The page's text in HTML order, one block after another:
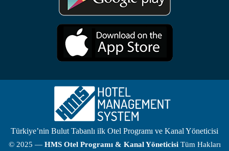
Türkiye’nin Bulut Tabanlı ilk Otel Programı ve Kanal Yöneticisi
© 2025 — HMS Otel Programı& Kanal YöneticisiTüm Hakları